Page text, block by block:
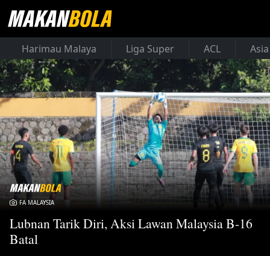
Harimau Malaya Liga Super ACL
FA MALAYSIA
Lubnan Tarik Diri, Aksi Lawan Malaysia B-16
Batal